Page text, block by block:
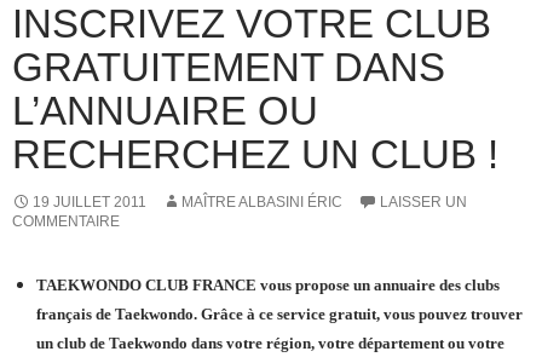
INSCRIVEZ VOTRE CLUB
GRATUITEMENT DANS
L’ANNUAIRE OU
RECHERCHEZ UN CLUB !
19 JUILLET 2011 MAÎTRE ALBASINI ÉRIC
LAISSER UN
COMMENTAIRE
TAEKWONDO CLUB FRANCE vous propose un annuaire des clubs
français de Taekwondo. Grâce à ce service gratuit, vous pouvez trouver
un club de Taekwondo dans votre région, votre département ou votre